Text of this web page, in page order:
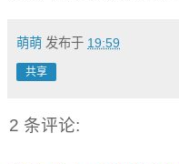
萌萌 发布于 19:59
共享
2 条评论: